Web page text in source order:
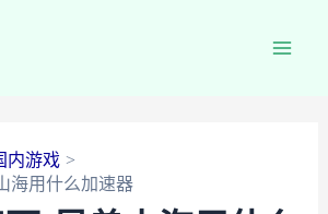
内游戏
海用什么加速器